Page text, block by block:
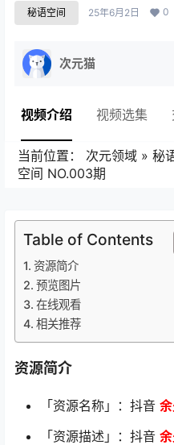
秘语空间 25年6月2日 0
次元猫
视频介绍 视频选集
当前位置： 次元领域 » 秘
空间 NO.003期
Table of Contents
资源简介
预览图片
在线观看
相关推荐
资源简介
「资源名称」：抖音
「资源描述」：抖音